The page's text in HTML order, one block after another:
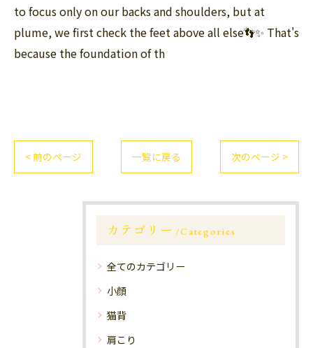
to focus only on our backs and shoulders, but at
plume, we first check the feet above all else👣✨ That's
because the foundation of th
< 前のページ 一覧に戻る 次のページ >
カテゴリー Categories
全てのカテゴリー
小顔
猫背
肩こり